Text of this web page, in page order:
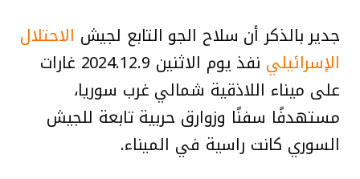
جدير بالذكر أن سلاح الجو التابع لجيش الاحتلال
الإسرائيلي
نفذ يوم الاثنين 2024.12.9 غارات
على ميناء اللاذقية شمالي غرب سوريا،
مستهدفًا سفنًا وزوارق حربية تابعة للجيش
السوري كانت راسية في الميناء.